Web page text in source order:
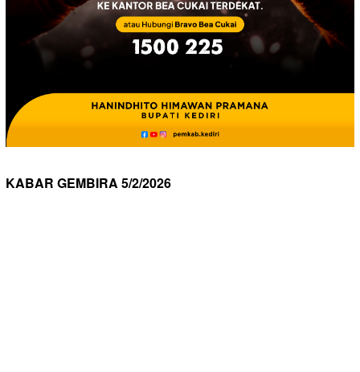
KABAR GEMBIRA 5/2/2026